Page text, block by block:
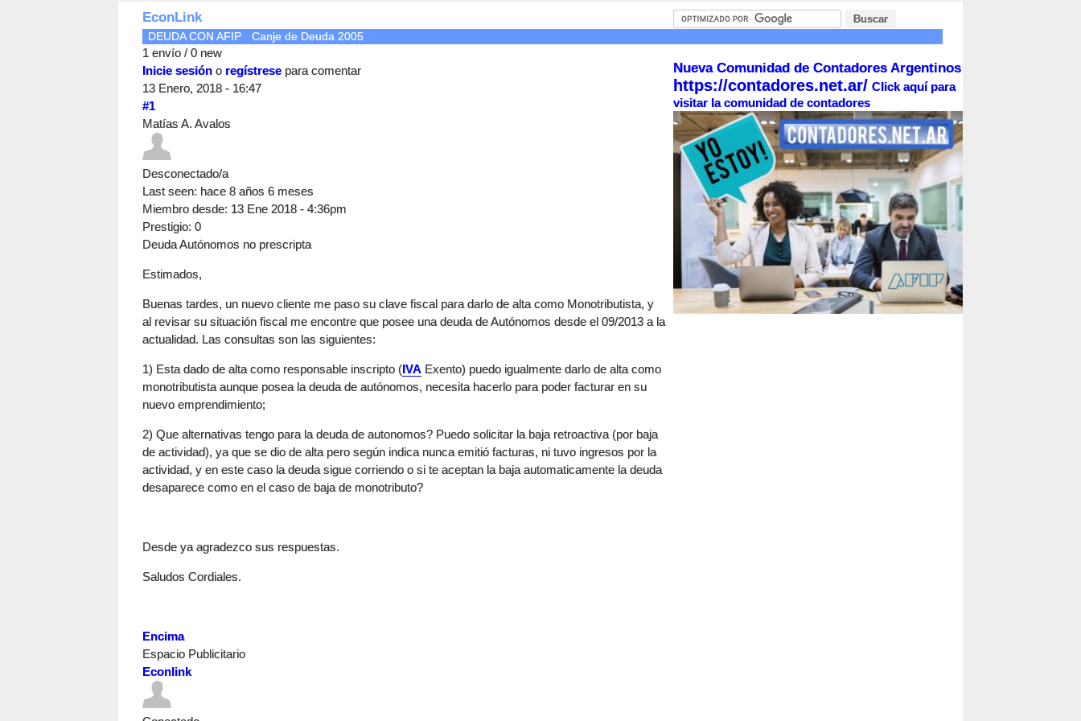
EconLink
DEUDA CON AFIP Canje de Deuda 2005
1 envío / 0 new
Inicie sesión o regístrese para comentar
13 Enero, 2018 - 16:47
#1
Matías A. Avalos
Desconectado/a
Last seen: hace 8 años 6 meses
Miembro desde: 13 Ene 2018 - 4:36pm
Prestigio: 0
Deuda Autónomos no prescripta
Estimados,
Buenas tardes, un nuevo cliente me paso su clave fiscal para darlo de alta como Monotributista, y
al revisar su situación fiscal me encontre que posee una deuda de Autónomos desde el 09/2013 a la
actualidad. Las consultas son las siguientes:
1) Esta dado de alta como responsable inscripto (IVA Exento) puedo igualmente darlo de alta como
monotributista aunque posea la deuda de autónomos, necesita hacerlo para poder facturar en su
nuevo emprendimiento;
2) Que alternativas tengo para la deuda de autonomos? Puedo solicitar la baja retroactiva (por baja
de actividad), ya que se dio de alta pero según indica nunca emitió facturas, ni tuvo ingresos por la
actividad, y en este caso la deuda sigue corriendo o si te aceptan la baja automaticamente la deuda
desaparece como en el caso de baja de monotributo?
Desde ya agradezco sus respuestas.
Saludos Cordiales.
Encima
Espacio Publicitario
Econlink
Nueva Comunidad de Contadores Argentinos
https://contadores.net.ar/ Click aquí para
visitar la comunidad de contadores